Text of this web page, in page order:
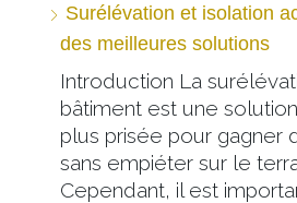
Surélévation et isolation
des meilleures solutions
Introduction La
bâtiment est une
plus prisée pour gagner
sans empiéter sur le
Cependant, il est